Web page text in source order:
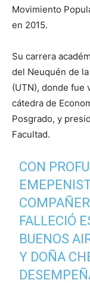
Movimiento
en 2015.
Su carrera
del Neuquén de
(UTN), donde fue
cátedra de
Posgrado, y
Facultad.
CON
FALLECIÓ
BUENOS
Y DOÑA